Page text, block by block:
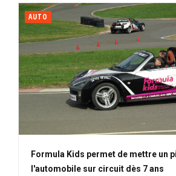
AUTO
Formula Kids permet de mettre un
l'automobile sur circuit dès 7 ans